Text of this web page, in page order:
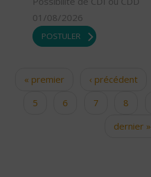
01/08/2026
POSTULER
Pages« premier ‹ précédent
5
6 7 8
dernier »